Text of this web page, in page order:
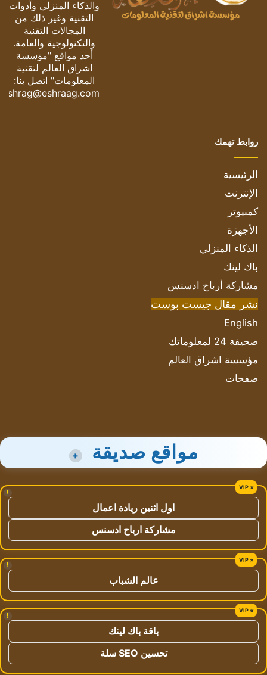
والذكاء المنزلي وأدوات
التقنية وغير ذلك من
المجالات التقنية
والتكنولوجية والعامة.
أحد مواقع "مؤسسة
اشراق العالم لتقنية
المعلومات" اتصل بنا:
eshrag@eshraag.com
روابط تهمك
الرئيسية
الإنترنت
كمبيوتر
الأجهزة
الذكاء المنزلي
باك لينك
مشاركة أرباح ادسنس
نشر مقال جيست بوست
English
صحيفة 24 لمعلوماتك
مؤسسة اشراق العالم
صفحات
مواقع صديقة +
!
اول اثنين ريادة اعمال
مشاركة ارباح ادسنس
!
عالم الشباب
!
باقة باك لينك
تحسين SEO سلة